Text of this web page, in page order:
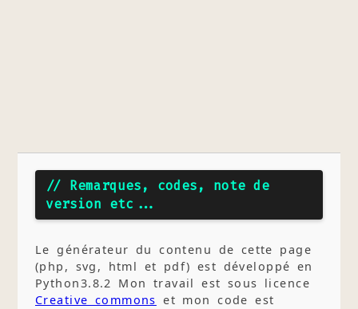
// Remarques, codes, note de
version etc...
Le générateur du contenu de cette page
(php, svg, html et pdf) est développé en
Python3.8.2 Mon travail est sous licence
Creative commons et mon code est